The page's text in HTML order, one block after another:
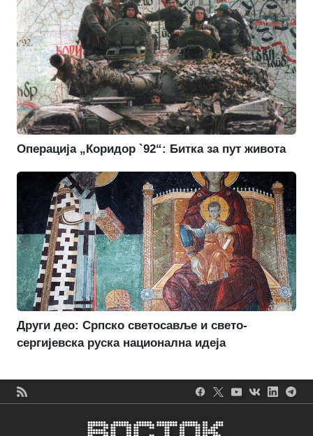
Операција „Коридор `92“: Битка за пут живота
Други део: Српско светосавље и свето-
сергијевска руска национална идеја